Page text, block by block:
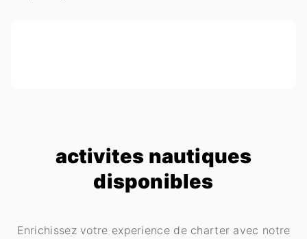
activites nautiques
disponibles
Enrichissez votre experience de charter avec notre